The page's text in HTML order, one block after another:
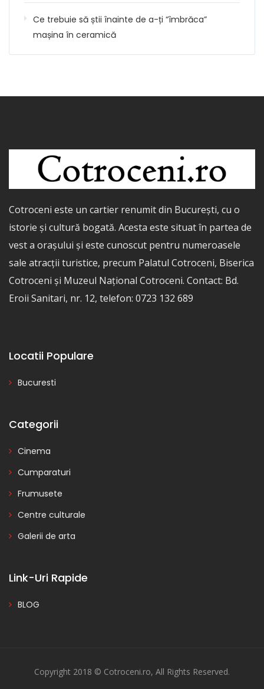
Ce trebuie să știi înainte de a-ți “îmbrăca”
mașina în ceramică
Cotroceni este un cartier renumit din București, cu o
istorie și cultură bogată. Acesta este situat în partea de
vest a orașului și este cunoscut pentru numeroasele
sale atracții turistice, precum Palatul Cotroceni, Biserica
Cotroceni și Muzeul Național Cotroceni. Contact: Bd.
Eroii Sanitari, nr. 12, telefon: 0723 132 689
Locatii Populare
Bucuresti
Categorii
Cinema
Cumparaturi
Frumusete
Centre culturale
Galerii de arta
Link-Uri Rapide
BLOG
Copyright 2018 © Cotroceni.ro, All Rights Reserved.